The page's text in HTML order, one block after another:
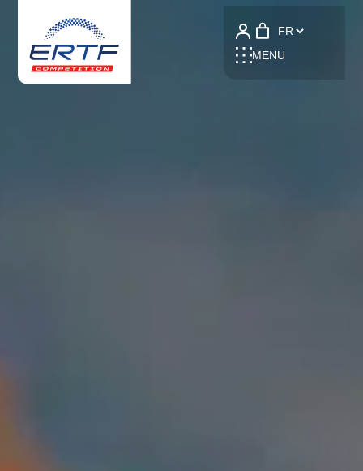
MENU
Language